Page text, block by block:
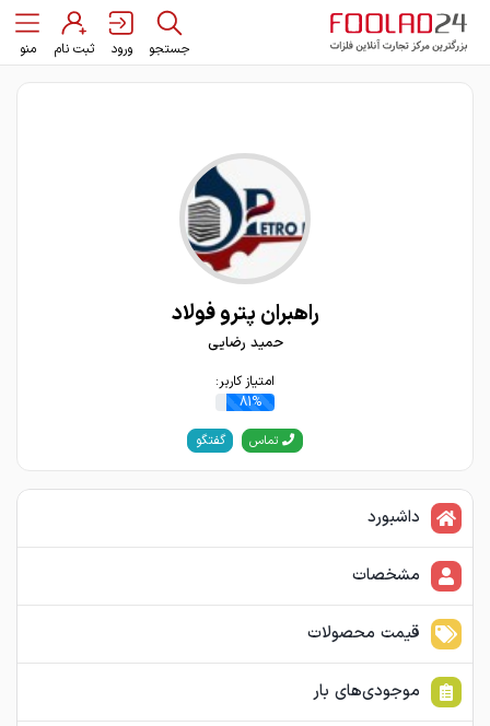
جستجو ورود ثبت نام منو
راهبران پترو فولاد
حمید رضایی
امتیاز کاربر:
81%
تماس گفتگو
داشبورد
مشخصات
قیمت محصولات
موجودی‌های بار